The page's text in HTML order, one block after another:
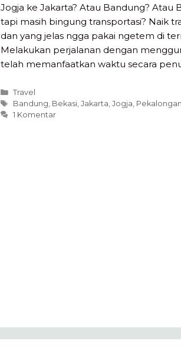
Jogja ke Jakarta? Atau Bandung? Atau
tapi masih bingung transportasi? Naik
dan yang jelas ngga pakai ngetem di
Melakukan perjalanan dengan
telah memanfaatkan waktu secara
Kategori
Travel
Tag
Bandung Bekasi, Jakarta Jogja Pekalongan
1 Komentar